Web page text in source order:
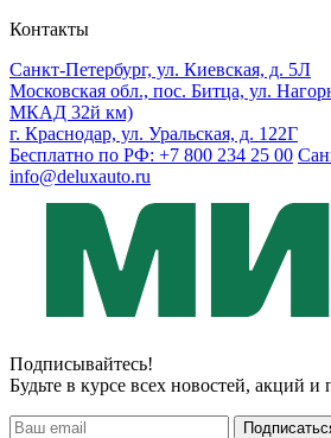
Контакты
Санкт-Петербург, ул. Киевская, д. 5Л
Московская обл., пос. Битца, ул.
МКАД 32й км)
г. Краснодар, ул. Уральская, д. 122Г
Бесплатно по РФ: +7 800 234 25 00
info@deluxauto.ru
Подписывайтесь!
Будьте в курсе всех новостей, акций